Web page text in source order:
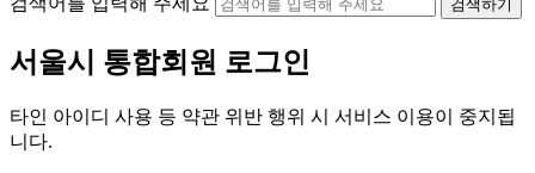
검색하기
서울시 통합회원 로그인
타인 아이디 사용 등 약관 위반 행위 시 서비스 이용이 중지됩
니다.